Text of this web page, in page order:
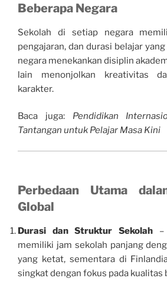
Beberapa Negara
Sekolah di setiap negara
pengajaran, dan durasi belajar
negara menekankan disiplin
lain menonjolkan kreativitas
karakter.
Baca juga: Pendidikan
Tantangan untuk Pelajar Masa Kini
Perbedaan Utama
Global
Durasi dan Struktur Sekolah –
memiliki jam sekolah panjang
yang ketat, sementara di
singkat dengan fokus pada kualitas